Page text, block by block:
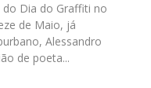
Dia do Graffiti no
de Maio, já
Alessandro
de poeta...